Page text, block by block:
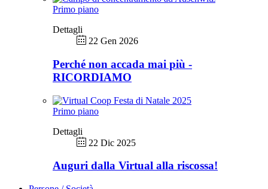
Primo piano
Dettagli
22 Gen 2026
Perché non accada mai più -
RICORDIAMO
Primo piano
Dettagli
22 Dic 2025
Auguri dalla Virtual alla riscossa!